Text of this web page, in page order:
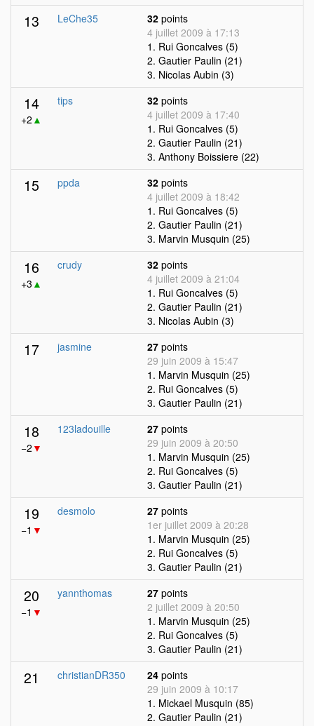
13 LeChe35 32 points
4 juillet 2009 à 17:13
1. Rui Goncalves (5)
2. Gautier Paulin (21)
3. Nicolas Aubin (3)
14
+2 ▲
tips 32 points
4 juillet 2009 à 17:40
1. Rui Goncalves (5)
2. Gautier Paulin (21)
3. Anthony Boissiere (22)
15 ppda 32 points
4 juillet 2009 à 18:42
1. Rui Goncalves (5)
2. Gautier Paulin (21)
3. Marvin Musquin (25)
16
+3 ▲
crudy 32 points
4 juillet 2009 à 21:04
1. Rui Goncalves (5)
2. Gautier Paulin (21)
3. Nicolas Aubin (3)
17 jasmine 27 points
29 juin 2009 à 15:47
1. Marvin Musquin (25)
2. Rui Goncalves (5)
3. Gautier Paulin (21)
18
−2 ▼
123ladouille 27 points
29 juin 2009 à 20:50
1. Marvin Musquin (25)
2. Rui Goncalves (5)
3. Gautier Paulin (21)
19
−1 ▼
desmolo 27 points
1er juillet 2009 à 20:28
1. Marvin Musquin (25)
2. Rui Goncalves (5)
3. Gautier Paulin (21)
20
−1 ▼
yannthomas 27 points
2 juillet 2009 à 20:50
1. Marvin Musquin (25)
2. Rui Goncalves (5)
3. Gautier Paulin (21)
21 christianDR350 24 points
29 juin 2009 à 10:17
1. Mickael Musquin (85)
2. Gautier Paulin (21)